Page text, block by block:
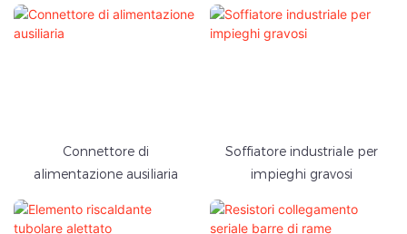
Connettore di
alimentazione ausiliaria
Soffiatore industriale per
impieghi gravosi